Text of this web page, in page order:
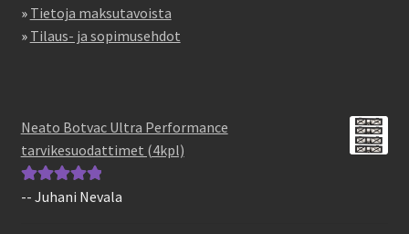
» Tietoja maksutavoista
» Tilaus- ja sopimusehdot
Neato Botvac Ultra Performance
tarvikesuodattimet (4kpl)
Arvostelu
-- Juhani Nevala